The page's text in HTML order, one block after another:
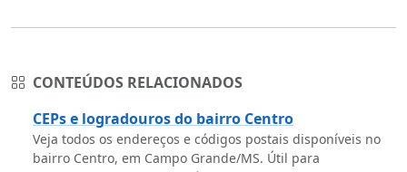
CONTEÚDOS RELACIONADOS
CEPs e logradouros do bairro Centro
Veja todos os endereços e códigos postais disponíveis no
bairro Centro, em Campo Grande/MS. Útil para